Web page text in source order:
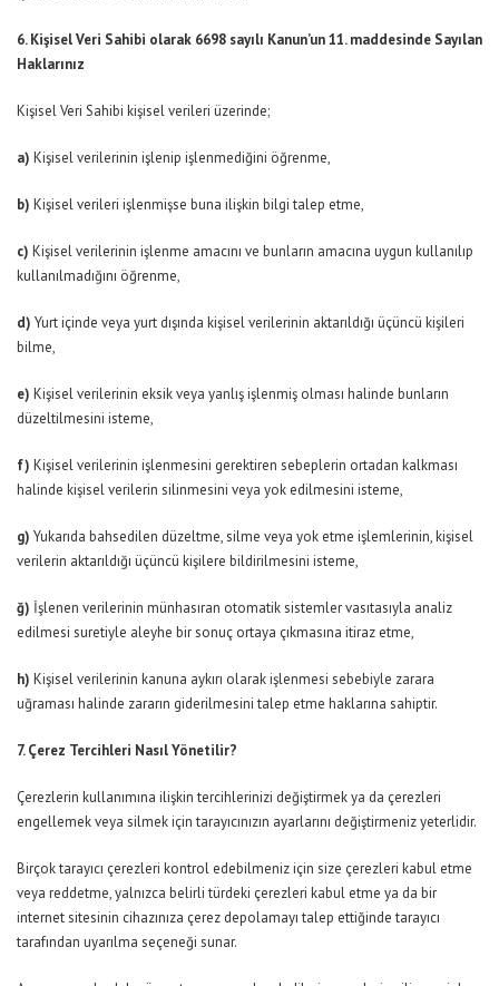
6. Kişisel Veri Sahibi olarak 6698 sayılı Kanun’un 11. maddesinde Sayılan
Haklarınız
Kişisel Veri Sahibi kişisel verileri üzerinde;
a) Kişisel verilerinin işlenip işlenmediğini öğrenme,
b) Kişisel verileri işlenmişse buna ilişkin bilgi talep etme,
c) Kişisel verilerinin işlenme amacını ve bunların amacına uygun kullanılıp
kullanılmadığını öğrenme,
d) Yurt içinde veya yurt dışında kişisel verilerinin aktarıldığı üçüncü kişileri
bilme,
e) Kişisel verilerinin eksik veya yanlış işlenmiş olması halinde bunların
düzeltilmesini isteme,
f) Kişisel verilerinin işlenmesini gerektiren sebeplerin ortadan kalkması
halinde kişisel verilerin silinmesini veya yok edilmesini isteme,
g) Yukarıda bahsedilen düzeltme, silme veya yok etme işlemlerinin, kişisel
verilerin aktarıldığı üçüncü kişilere bildirilmesini isteme,
ğ) İşlenen verilerinin münhasıran otomatik sistemler vasıtasıyla analiz
edilmesi suretiyle aleyhe bir sonuç ortaya çıkmasına itiraz etme,
h) Kişisel verilerinin kanuna aykırı olarak işlenmesi sebebiyle zarara
uğraması halinde zararın giderilmesini talep etme haklarına sahiptir.
7. Çerez Tercihleri Nasıl Yönetilir?
Çerezlerin kullanımına ilişkin tercihlerinizi değiştirmek ya da çerezleri
engellemek veya silmek için tarayıcınızın ayarlarını değiştirmeniz yeterlidir.
Birçok tarayıcı çerezleri kontrol edebilmeniz için size çerezleri kabul etme
veya reddetme, yalnızca belirli türdeki çerezleri kabul etme ya da bir
internet sitesinin cihazınıza çerez depolamayı talep ettiğinde tarayıcı
tarafından uyarılma seçeneği sunar.